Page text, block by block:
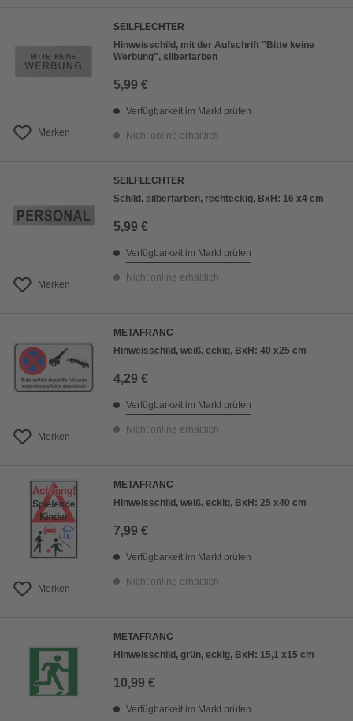
Merken
SEILFLECHTER
Hinweisschild, mit der Aufschrift "Bitte keine
Werbung", silberfarben
5,99 €
Verfügbarkeit im Markt prüfen
Nicht online erhältlich
Merken
SEILFLECHTER
Schild, silberfarben, rechteckig, BxH: 16 x4 cm
5,99 €
Verfügbarkeit im Markt prüfen
Nicht online erhältlich
Merken
METAFRANC
Hinweisschild, weiß, eckig, BxH: 40 x25 cm
4,29 €
Verfügbarkeit im Markt prüfen
Nicht online erhältlich
Merken
METAFRANC
Hinweisschild, weiß, eckig, BxH: 25 x40 cm
7,99 €
Verfügbarkeit im Markt prüfen
Nicht online erhältlich
METAFRANC
Hinweisschild, grün, eckig, BxH: 15,1 x15 cm
10,99 €
Verfügbarkeit im Markt prüfen